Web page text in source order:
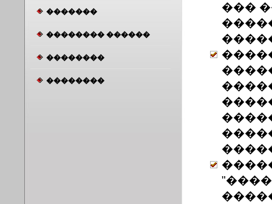
�������
�������� ������
��������
��������
���